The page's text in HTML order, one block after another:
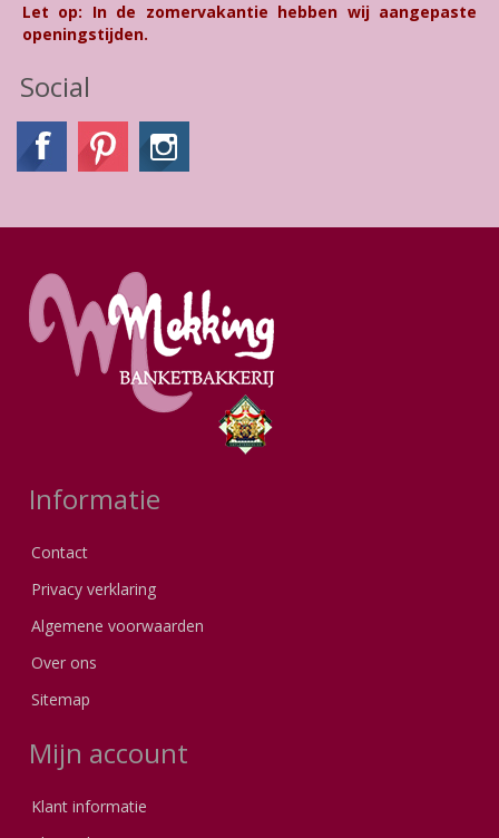
Let op: In de zomervakantie hebben wij aangepaste
openingstijden.
Social
Informatie
Contact
Privacy verklaring
Algemene voorwaarden
Over ons
Sitemap
Mijn account
Klant informatie